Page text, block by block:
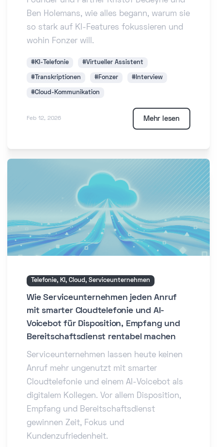
Ben Holemans, wie alles begann, warum sie
so stark auf KI-Features fokussieren und
wohin Fonzer will.
#KI-Telefonie #Virtueller Assistent
#Transkriptionen #Fonzer #Interview
#Cloud-Kommunikation
Feb 12, 2026 Mehr lesen
Telefonie, KI, Cloud, Serviceunternehmen
Wie Serviceunternehmen jeden Anruf
mit smarter Cloudtelefonie und AI-
Voicebot für Disposition, Empfang und
Bereitschaftsdienst rentabel machen
Serviceunternehmen lassen heute keinen
Anruf mehr ungenutzt mit smarter
Cloudtelefonie und einem AI-Voicebot als
digitalem Kollegen. Vor allem Disposition,
Empfang und Bereitschaftsdienst
gewinnen Zeit, Fokus und
Kundenzufriedenheit.